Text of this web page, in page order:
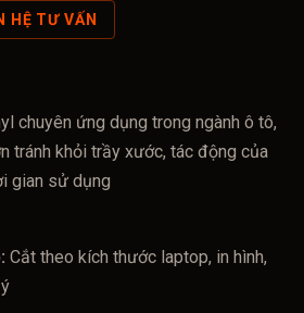
HỆ TƯ VẤN
chuyên ứng dụng trong ngành ô tô,
tránh khỏi trầy xước, tác động của
gian sử dụng
Cắt theo kích thước laptop, in hình,